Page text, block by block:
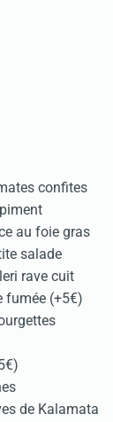
confites
au foie gras
salade
rave cuit
fumée (+5€)
de Kalamata